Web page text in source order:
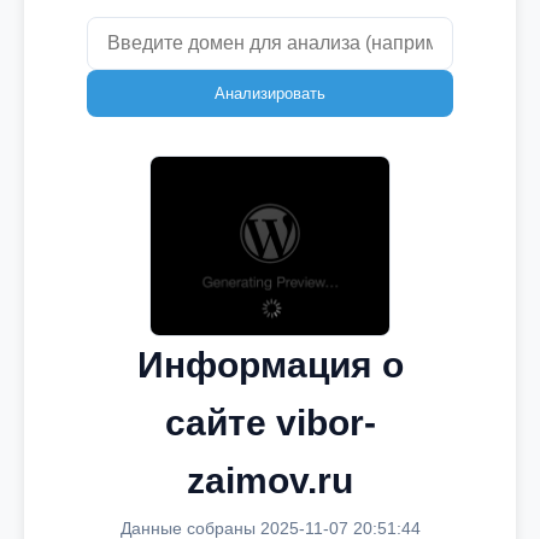
Анализировать
Информация о
сайте vibor-
zaimov.ru
Данные собраны 2025-11-07 20:51:44